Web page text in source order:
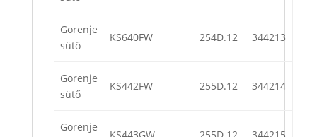
Gorenje
sütő
KS640FW 254D.12 344213
Gorenje
sütő
KS442FW 255D.12 344214
Gorenje